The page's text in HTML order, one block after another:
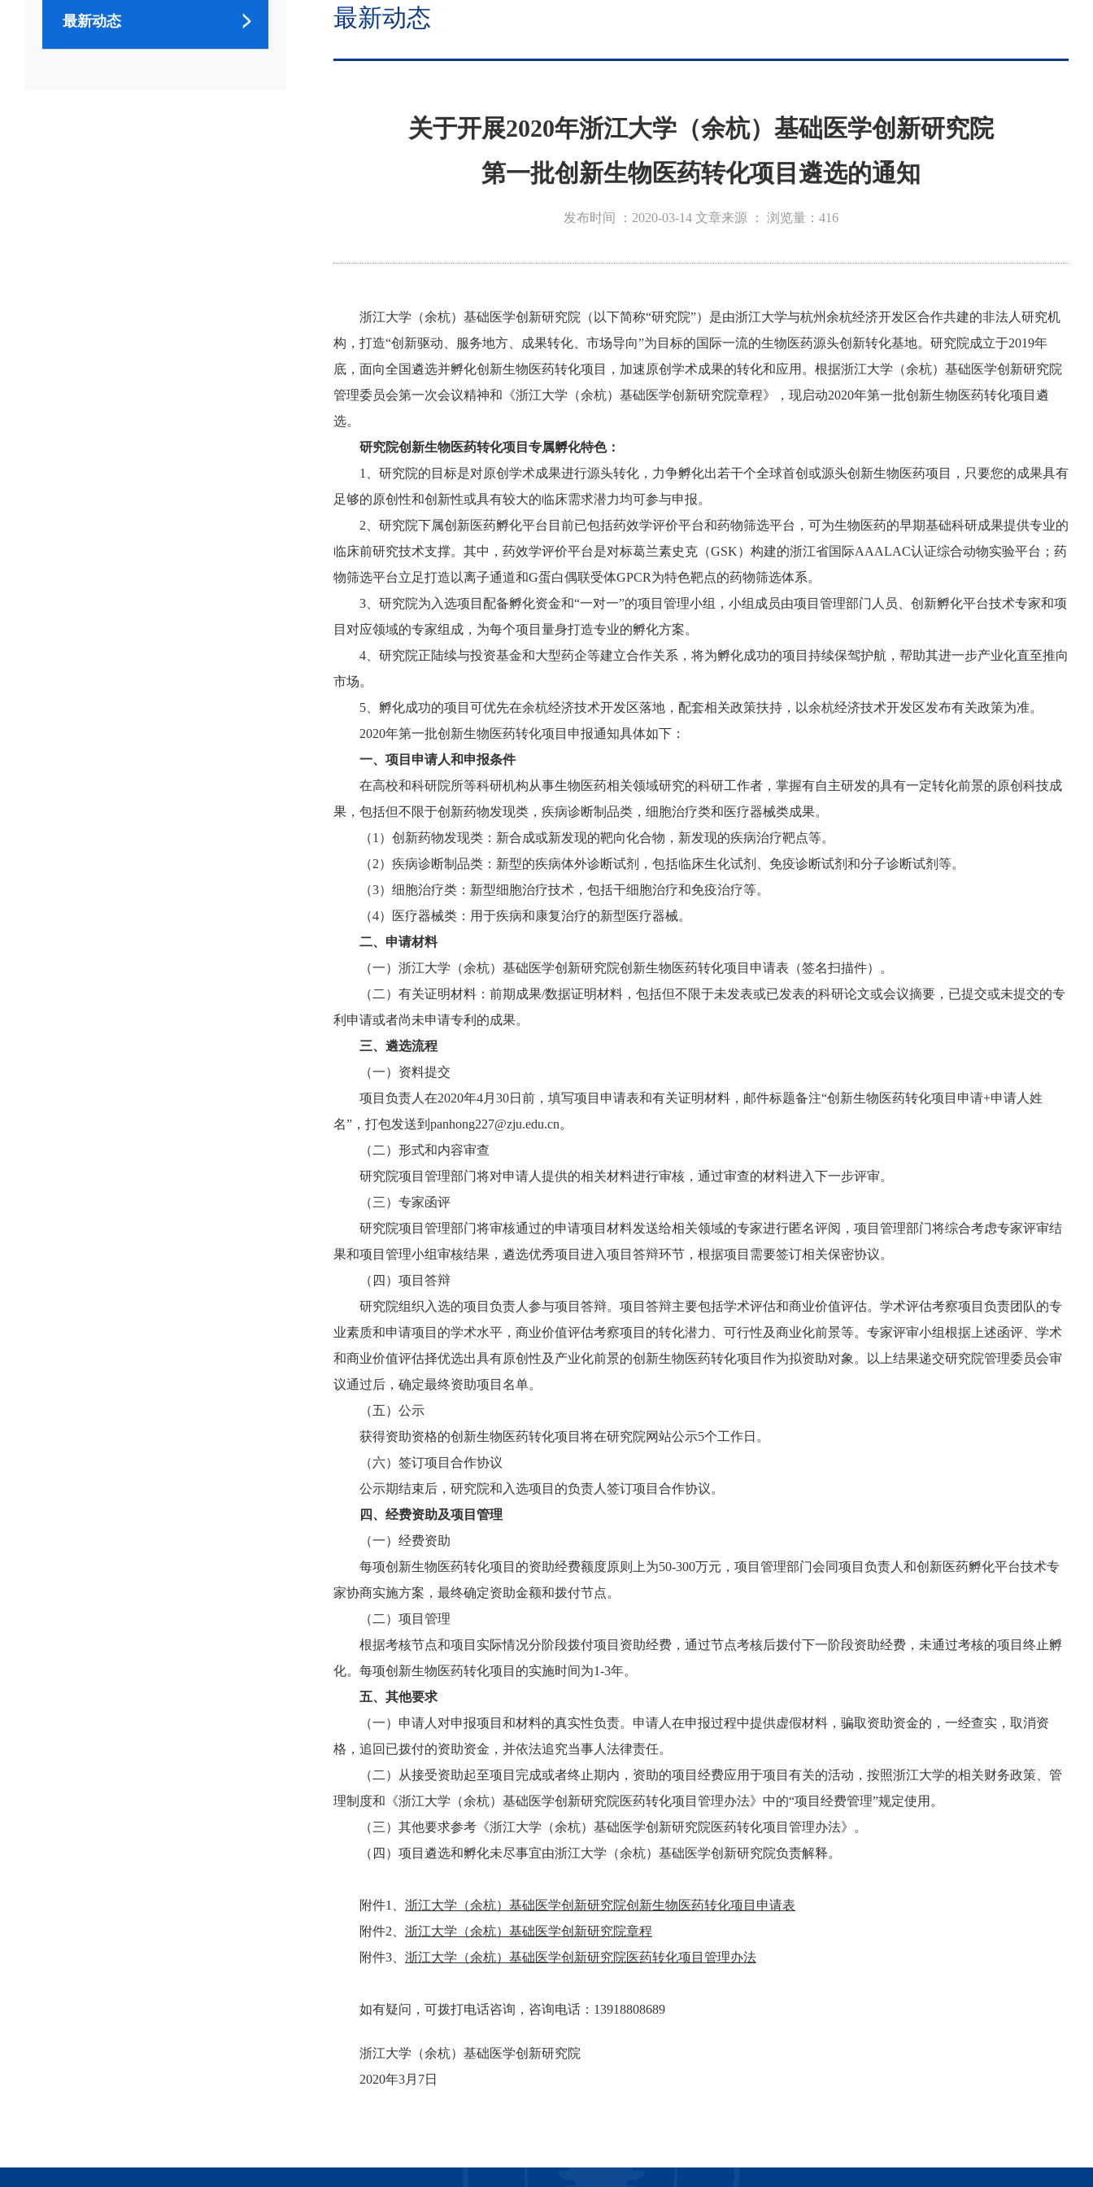
最新动态 最新动态
关于开展2020年浙江大学（余杭）基础医学创新研究院
第一批创新生物医药转化项目遴选的通知
发布时间 ：2020-03-14 文章来源 ： 浏览量： 416
浙江大学（余杭）基础医学创新研究院（以下简称“研究院”）是由浙江大学与杭州余杭经济开发区合作共建的非法人研究机
构，打造“创新驱动、服务地方、成果转化、市场导向”为目标的国际一流的生物医药源头创新转化基地。研究院成立于2019年
底，面向全国遴选并孵化创新生物医药转化项目，加速原创学术成果的转化和应用。根据浙江大学（余杭）基础医学创新研究院
管理委员会第一次会议精神和《浙江大学（余杭）基础医学创新研究院章程》，现启动2020年第一批创新生物医药转化项目遴
选。
研究院创新生物医药转化项目专属孵化特色：
1、研究院的目标是对原创学术成果进行源头转化，力争孵化出若干个全球首创或源头创新生物医药项目，只要您的成果具有
足够的原创性和创新性或具有较大的临床需求潜力均可参与申报。
2、研究院下属创新医药孵化平台目前已包括药效学评价平台和药物筛选平台，可为生物医药的早期基础科研成果提供专业的
临床前研究技术支撑。其中，药效学评价平台是对标葛兰素史克（GSK）构建的浙江省国际AAALAC认证综合动物实验平台；药
物筛选平台立足打造以离子通道和G蛋白偶联受体GPCR为特色靶点的药物筛选体系。
3、研究院为入选项目配备孵化资金和“一对一”的项目管理小组，小组成员由项目管理部门人员、创新孵化平台技术专家和项
目对应领域的专家组成，为每个项目量身打造专业的孵化方案。
4、研究院正陆续与投资基金和大型药企等建立合作关系，将为孵化成功的项目持续保驾护航，帮助其进一步产业化直至推向
市场。
5、孵化成功的项目可优先在余杭经济技术开发区落地，配套相关政策扶持，以余杭经济技术开发区发布有关政策为准。
2020年第一批创新生物医药转化项目申报通知具体如下：
一、项目申请人和申报条件
在高校和科研院所等科研机构从事生物医药相关领域研究的科研工作者，掌握有自主研发的具有一定转化前景的原创科技成
果，包括但不限于创新药物发现类，疾病诊断制品类，细胞治疗类和医疗器械类成果。
（1）创新药物发现类：新合成或新发现的靶向化合物，新发现的疾病治疗靶点等。
（2）疾病诊断制品类：新型的疾病体外诊断试剂，包括临床生化试剂、免疫诊断试剂和分子诊断试剂等。
（3）细胞治疗类：新型细胞治疗技术，包括干细胞治疗和免疫治疗等。
（4）医疗器械类：用于疾病和康复治疗的新型医疗器械。
二、申请材料
（一）浙江大学（余杭）基础医学创新研究院创新生物医药转化项目申请表（签名扫描件）。
（二）有关证明材料：前期成果/数据证明材料，包括但不限于未发表或已发表的科研论文或会议摘要，已提交或未提交的专
利申请或者尚未申请专利的成果。
三、遴选流程
（一）资料提交
项目负责人在2020年4月30日前，填写项目申请表和有关证明材料，邮件标题备注“创新生物医药转化项目申请+申请人姓
名”，打包发送到panhong227@zju.edu.cn。
（二）形式和内容审查
研究院项目管理部门将对申请人提供的相关材料进行审核，通过审查的材料进入下一步评审。
（三）专家函评
研究院项目管理部门将审核通过的申请项目材料发送给相关领域的专家进行匿名评阅，项目管理部门将综合考虑专家评审结
果和项目管理小组审核结果，遴选优秀项目进入项目答辩环节，根据项目需要签订相关保密协议。
（四）项目答辩
研究院组织入选的项目负责人参与项目答辩。项目答辩主要包括学术评估和商业价值评估。学术评估考察项目负责团队的专
业素质和申请项目的学术水平，商业价值评估考察项目的转化潜力、可行性及商业化前景等。专家评审小组根据上述函评、学术
和商业价值评估择优选出具有原创性及产业化前景的创新生物医药转化项目作为拟资助对象。以上结果递交研究院管理委员会审
议通过后，确定最终资助项目名单。
（五）公示
获得资助资格的创新生物医药转化项目将在研究院网站公示5个工作日。
（六）签订项目合作协议
公示期结束后，研究院和入选项目的负责人签订项目合作协议。
四、经费资助及项目管理
（一）经费资助
每项创新生物医药转化项目的资助经费额度原则上为50-300万元，项目管理部门会同项目负责人和创新医药孵化平台技术专
家协商实施方案，最终确定资助金额和拨付节点。
（二）项目管理
根据考核节点和项目实际情况分阶段拨付项目资助经费，通过节点考核后拨付下一阶段资助经费，未通过考核的项目终止孵
化。每项创新生物医药转化项目的实施时间为1-3年。
五、其他要求
（一）申请人对申报项目和材料的真实性负责。申请人在申报过程中提供虚假材料，骗取资助资金的，一经查实，取消资
格，追回已拨付的资助资金，并依法追究当事人法律责任。
（二）从接受资助起至项目完成或者终止期内，资助的项目经费应用于项目有关的活动，按照浙江大学的相关财务政策、管
理制度和《浙江大学（余杭）基础医学创新研究院医药转化项目管理办法》中的“项目经费管理”规定使用。
（三）其他要求参考《浙江大学（余杭）基础医学创新研究院医药转化项目管理办法》。
（四）项目遴选和孵化未尽事宜由浙江大学（余杭）基础医学创新研究院负责解释。
附件1、 浙江大学（余杭）基础医学创新研究院创新生物医药转化项目申请表
附件2、 浙江大学（余杭）基础医学创新研究院章程
附件3、 浙江大学（余杭）基础医学创新研究院医药转化项目管理办法
如有疑问，可拨打电话咨询，咨询电话：13918808689
浙江大学（余杭）基础医学创新研究院
2020年3月7日